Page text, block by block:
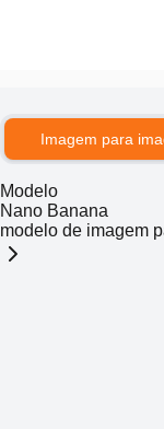
Imagem para
Modelo
Nano Banana
modelo de imagem